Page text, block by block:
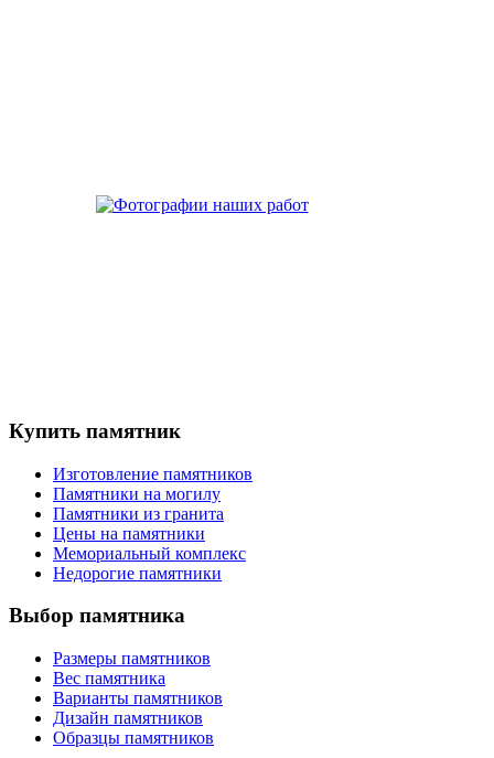
Купить памятник
Изготовление памятников
Памятники на могилу
Памятники из гранита
Цены на памятники
Мемориальный комплекс
Недорогие памятники
Выбор памятника
Размеры памятников
Вес памятника
Варианты памятников
Дизайн памятников
Образцы памятников